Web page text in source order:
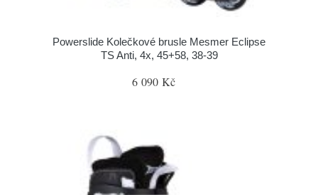
Powerslide Kolečkové brusle Mesmer Eclipse
TS Anti, 4x, 45+58, 38-39
6 090 Kč